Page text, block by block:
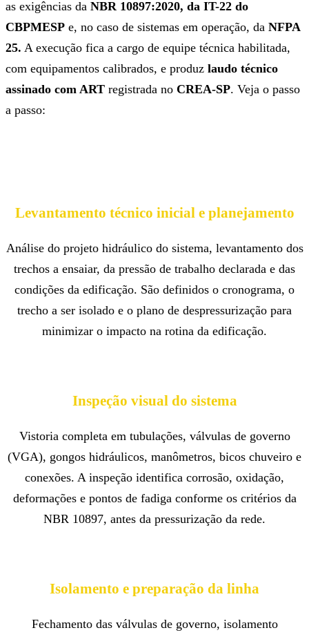
as exigências da NBR 10897:2020, da IT-22 do
CBPMESP e, no caso de sistemas em operação, da NFPA
25. A execução fica a cargo de equipe técnica habilitada,
com equipamentos calibrados, e produz laudo técnico
assinado com ART registrada no CREA-SP. Veja o passo
a passo:
Levantamento técnico inicial e planejamento
Análise do projeto hidráulico do sistema, levantamento dos
trechos a ensaiar, da pressão de trabalho declarada e das
condições da edificação. São definidos o cronograma, o
trecho a ser isolado e o plano de despressurização para
minimizar o impacto na rotina da edificação.
Inspeção visual do sistema
Vistoria completa em tubulações, válvulas de governo
(VGA), gongos hidráulicos, manômetros, bicos chuveiro e
conexões. A inspeção identifica corrosão, oxidação,
deformações e pontos de fadiga conforme os critérios da
NBR 10897, antes da pressurização da rede.
Isolamento e preparação da linha
Fechamento das válvulas de governo, isolamento